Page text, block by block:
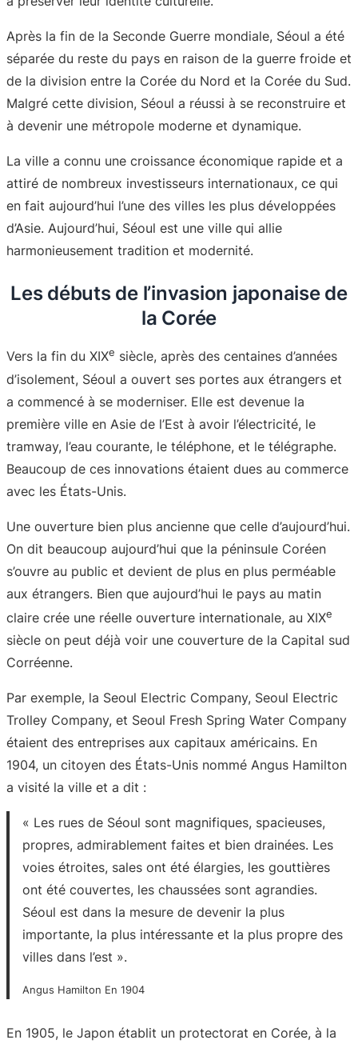
Après la fin de la Seconde Guerre mondiale, Séoul a été
séparée du reste du pays en raison de la guerre froide et
de la division entre la Corée du Nord et la Corée du Sud.
Malgré cette division, Séoul a réussi à se reconstruire et
à devenir une métropole moderne et dynamique.
La ville a connu une croissance économique rapide et a
attiré de nombreux investisseurs internationaux, ce qui
en fait aujourd’hui l’une des villes les plus développées
d’Asie. Aujourd’hui, Séoul est une ville qui allie
harmonieusement tradition et modernité.
Les débuts de l’invasion japonaise de
la Corée
Vers la fin du XIXe siècle, après des centaines d’années
d’isolement, Séoul a ouvert ses portes aux étrangers et
a commencé à se moderniser. Elle est devenue la
première ville en Asie de l’Est à avoir l’électricité, le
tramway, l’eau courante, le téléphone, et le télégraphe.
Beaucoup de ces innovations étaient dues au commerce
avec les États-Unis.
Une ouverture bien plus ancienne que celle d’aujourd’hui.
On dit beaucoup aujourd’hui que la péninsule Coréen
s’ouvre au public et devient de plus en plus perméable
aux étrangers. Bien que aujourd’hui le pays au matin
claire crée une réelle ouverture internationale, au XIXe
siècle on peut déjà voir une couverture de la Capital sud
Corréenne.
Par exemple, la Seoul Electric Company, Seoul Electric
Trolley Company, et Seoul Fresh Spring Water Company
étaient des entreprises aux capitaux américains. En
1904, un citoyen des États-Unis nommé Angus Hamilton
a visité la ville et a dit :
« Les rues de Séoul sont magnifiques, spacieuses,
propres, admirablement faites et bien drainées. Les
voies étroites, sales ont été élargies, les gouttières
ont été couvertes, les chaussées sont agrandies.
Séoul est dans la mesure de devenir la plus
importante, la plus intéressante et la plus propre des
villes dans l’est ».
Angus Hamilton En 1904
En 1905, le Japon établit un protectorat en Corée, à la